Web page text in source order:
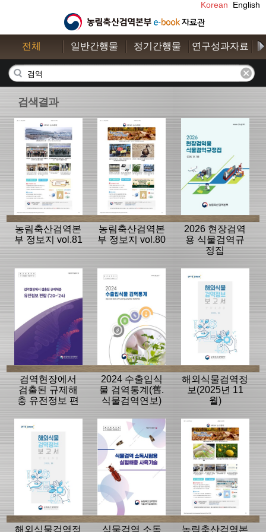
Korean English
전체 일반간행물 정기간행물 연구성과자료
검색결과
농림축산검역본
부 정보지 vol.81
농림축산검역본
부 정보지 vol.80
2026 현장검역
용 식물검역규
정집
검역현장에서
검출된 규제해
충 유전정보 편
2024 수출입식
물 검역통계(舊.
식물검역연보)
해외식물검역정
보(2025년 11
월)
해외식물검역정 식물검역 소독 농림축산검역본